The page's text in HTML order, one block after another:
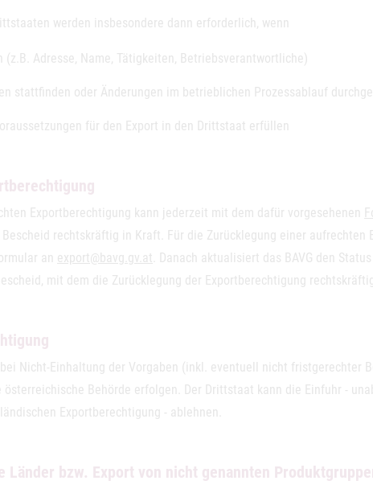
werden insbesondere dann erforderlich, wenn
(z.B. Adresse, Name, Tätigkeiten, Betriebsverantwortliche)
stattfinden oder Änderungen im betrieblichen Prozessablauf
für den Export in den Drittstaat erfüllen
Exportberechtigung kann jederzeit mit dem dafür vorgesehenen
rechtskräftig in Kraft. Für die Zurücklegung einer aufrechten
an export@bavg.gv.at . Danach aktualisiert das BAVG den
mit dem die Zurücklegung der Exportberechtigung
Nicht-Einhaltung der Vorgaben (inkl. eventuell nicht fristgerechter
Behörde erfolgen. Der Drittstaat kann die Einfuhr -
Exportberechtigung - ablehnen.
Länder bzw. Export von nicht genannten